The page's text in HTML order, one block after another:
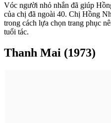
Vóc người nhỏ nhắn đã giúp
của chị đã ngoài 40. Chị Hồng
trong cách lựa chọn trang phục
tuổi tác.
Thanh Mai (1973)